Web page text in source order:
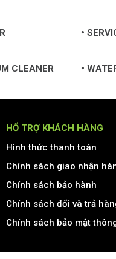
CLEANER
HỔ TRỢ KHÁCH HÀNG
Hình thức thanh toán
Chính sách giao nhận
Chính sách bảo hành
Chính sách đổi và trả
Chính sách bảo mật